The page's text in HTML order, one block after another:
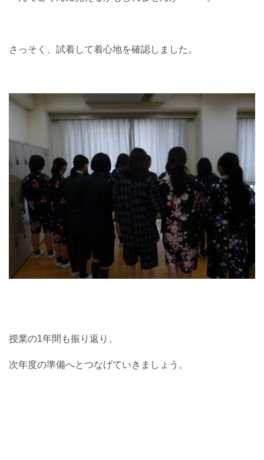
さっそく、試着して着心地を確認しました。
授業の1年間も振り返り、
次年度の準備へとつなげていきましょう。